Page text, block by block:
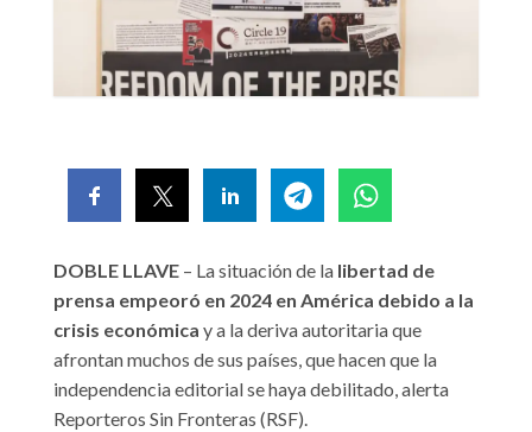
DOBLE LLAVE – La situación de la libertad de
prensa empeoró en 2024 en América debido a la
crisis económica y a la deriva autoritaria que
afrontan muchos de sus países, que hacen que la
independencia editorial se haya debilitado, alerta
Reporteros Sin Fronteras (RSF).